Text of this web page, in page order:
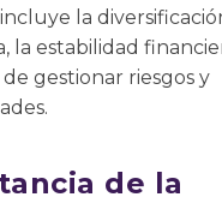
incluye la
la estabilidad
gestionar riesgos y
de la